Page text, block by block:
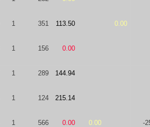
1 351 113.50 0.00
1 156 0.00
1 289 144.94
1 124 215.14
1 566 0.00 0.00 -